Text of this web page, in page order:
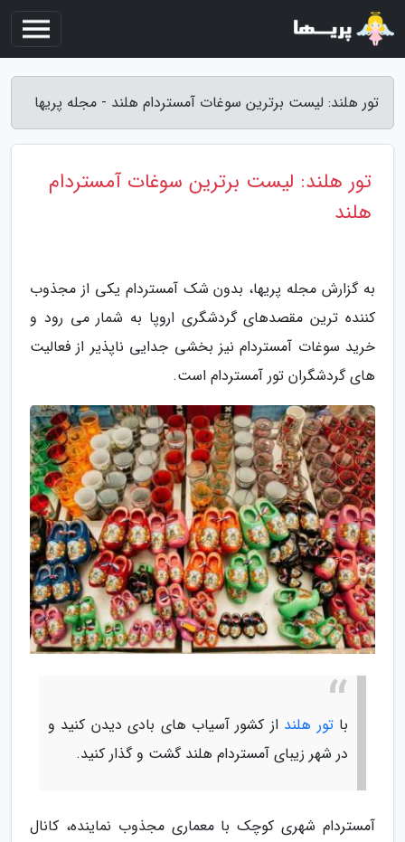
تور هلند: لیست برترین سوغات آمستردام هلند - مجله پریها
تور هلند: لیست برترین سوغات آمستردام
هلند
به گزارش مجله پریها، بدون شک آمستردام یکی از مجذوب
کننده ترین مقصدهای گردشگری اروپا به شمار می رود و
خرید سوغات آمستردام نیز بخشی جدایی ناپذیر از فعالیت
های گردشگران تور آمستردام است.
باتور هلند از کشور آسیاب های بادی دیدن کنید و
در شهر زیبای آمستردام هلند گشت و گذار کنید.
آمستردام شهری کوچک با معماری مجذوب نماینده، کانال